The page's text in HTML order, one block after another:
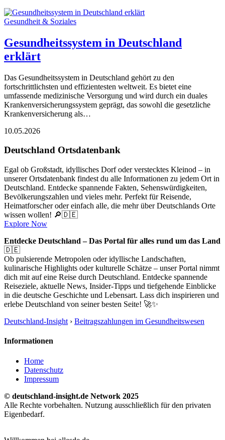
Gesundheit & Soziales
Gesundheitssystem in Deutschland
erklärt
Das Gesundheitssystem in Deutschland gehört zu den
fortschrittlichsten und effizientesten weltweit. Es bietet eine
umfassende medizinische Versorgung und wird durch ein duales
Krankenversicherungssystem geprägt, das sowohl die gesetzliche
Krankenversicherung als…
10.05.2026
Deutschland Ortsdatenbank
Egal ob Großstadt, idyllisches Dorf oder verstecktes Kleinod – in
unserer Ortsdatenbank findest du alle Informationen zu jedem Ort in
Deutschland. Entdecke spannende Fakten, Sehenswürdigkeiten,
Bevölkerungszahlen und vieles mehr. Perfekt für Reisende,
Heimatforscher oder einfach alle, die mehr über Deutschlands Orte
wissen wollen! 🔎🇩🇪
Explore Now
Entdecke Deutschland – Das Portal für alles rund um das Land
🇩🇪
Ob pulsierende Metropolen oder idyllische Landschaften,
kulinarische Highlights oder kulturelle Schätze – unser Portal nimmt
dich mit auf eine Reise durch Deutschland. Entdecke spannende
Reiseziele, aktuelle News, Insider-Tipps und tiefgehende Einblicke
in die deutsche Geschichte und Lebensart. Lass dich inspirieren und
erlebe Deutschland von seiner besten Seite! 🚀✨
Deutschland-Insight › Beitragszahlungen im Gesundheitswesen
Informationen
Home
Datenschutz
Impressum
© deutschland-insight.de Network 2025
Alle Rechte vorbehalten. Nutzung ausschließlich für den privaten
Eigenbedarf.